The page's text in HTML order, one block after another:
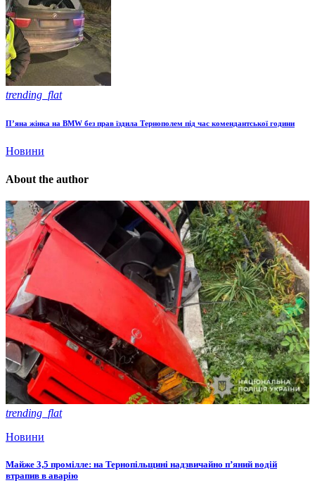
trending_flat
П’яна жінка на BMW без прав їздила Тернополем під час комендантської години
Новини
About the author
trending_flat
Новини
Майже 3,5 промілле: на Тернопільщині надзвичайно п’яний водій
втрапив в аварію